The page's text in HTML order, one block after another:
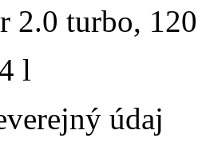
2.0 turbo,
l
údaj